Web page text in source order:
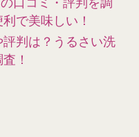
で美味しい！
判は？うるさい洗
！